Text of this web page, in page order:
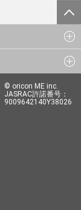
© oricon ME inc.
JASRAC許諾番号：
9009642140Y38026